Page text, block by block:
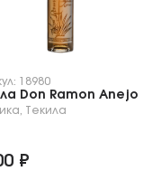
18980
Don Ramon Anejo
Текила
₽